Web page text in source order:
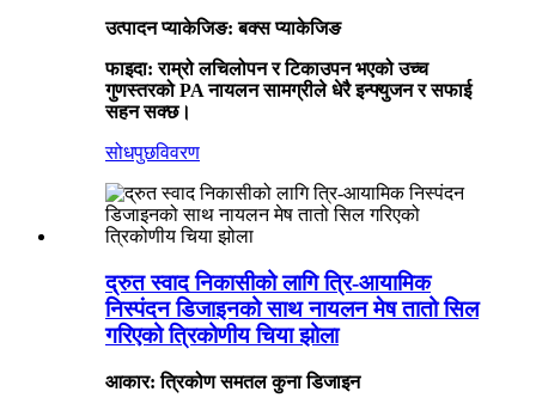
उत्पादन प्याकेजिङ: बक्स प्याकेजिङ
फाइदा: राम्रो लचिलोपन र टिकाउपन भएको उच्च
गुणस्तरको PA नायलन सामग्रीले धेरै इन्फ्युजन र सफाई
सहन सक्छ।
सोधपुछविवरण
द्रुत स्वाद निकासीको लागि त्रि-आयामिक
निस्पंदन डिजाइनको साथ नायलन मेष तातो सिल
गरिएको त्रिकोणीय चिया झोला
आकार: त्रिकोण समतल कुना डिजाइन